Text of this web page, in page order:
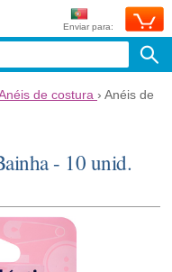
Enviar para:
de costura › Anéis de
- 10 unid.